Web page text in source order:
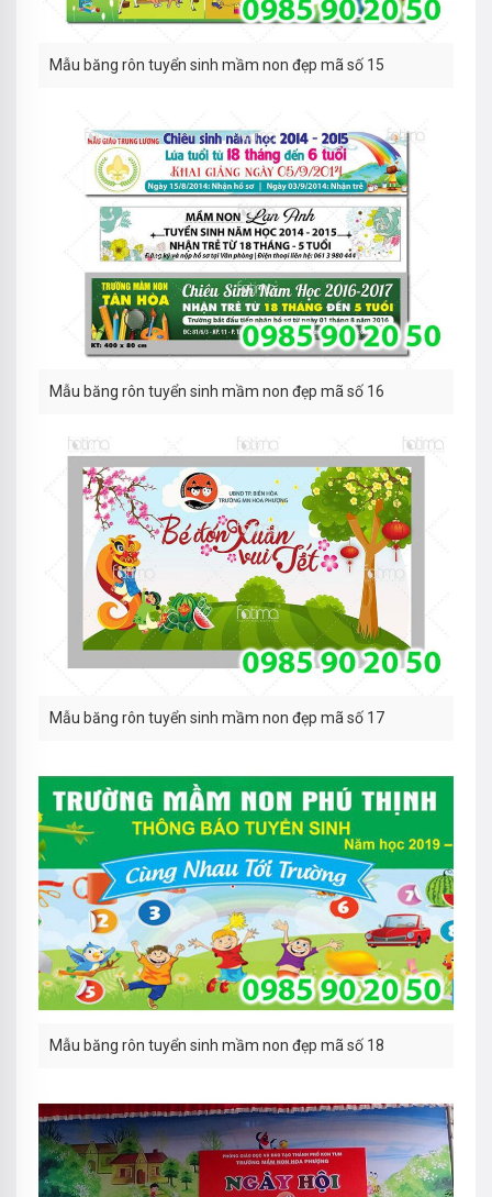
Mẫu băng rôn tuyển sinh mầm non đẹp mã số 15
Mẫu băng rôn tuyển sinh mầm non đẹp mã số 16
Mẫu băng rôn tuyển sinh mầm non đẹp mã số 17
Mẫu băng rôn tuyển sinh mầm non đẹp mã số 18